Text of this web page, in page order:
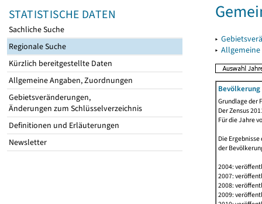
STATISTISCHE DATEN
Sachliche Suche
Regionale Suche
Kürzlich bereitgestellte Daten
Allgemeine Angaben, Zuordnungen
Gebietsveränderungen,
Änderungen zum Schlüsselverzeichnis
Definitionen und Erläuterungen
Newsletter
▸
▸
Grundlage der
Der Zensus
Für die Jahre
Die
der
2004:
2007:
2008:
2009: